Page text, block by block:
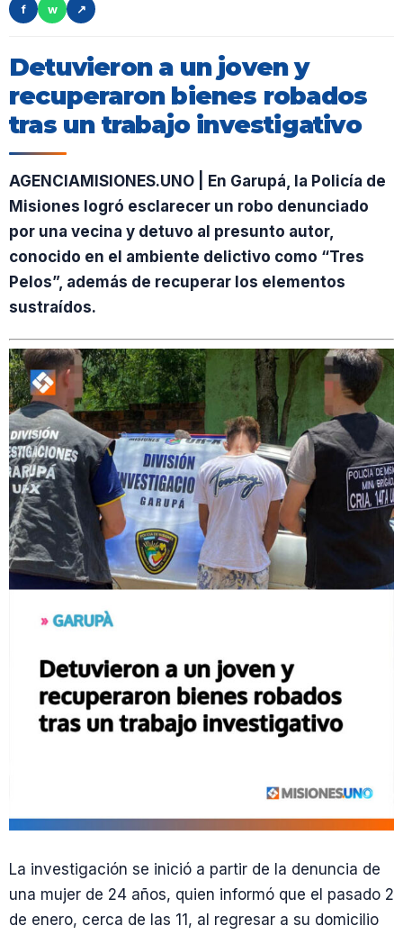
f
w ↗
Detuvieron a un joven y
recuperaron bienes robados
tras un trabajo investigativo
AGENCIAMISIONES.UNO | En Garupá, la Policía de
Misiones logró esclarecer un robo denunciado
por una vecina y detuvo al presunto autor,
conocido en el ambiente delictivo como “Tres
Pelos”, además de recuperar los elementos
sustraídos.
La investigación se inició a partir de la denuncia de
una mujer de 24 años, quien informó que el pasado 2
de enero, cerca de las 11, al regresar a su domicilio